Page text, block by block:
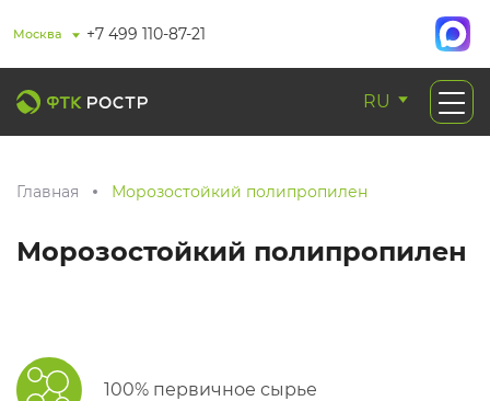
Москва +7 499 110-87-21
RU
Главная Морозостойкий полипропилен
Морозостойкий полипропилен
100% первичное сырье